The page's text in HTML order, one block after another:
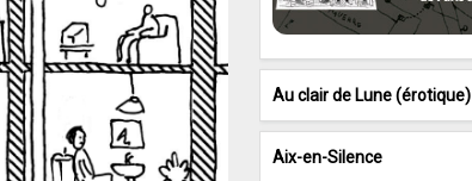
Au clair de Lune (érotique)
Aix-en-Silence